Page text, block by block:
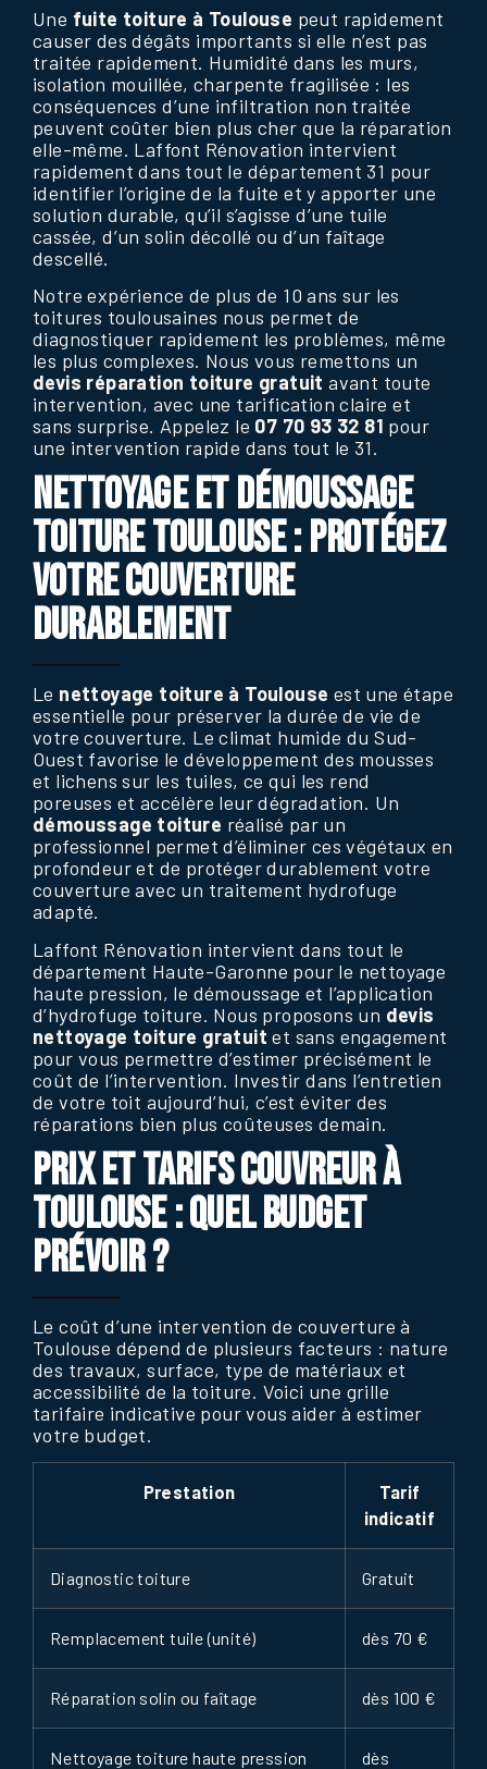
Une fuite toiture à Toulouse peut rapidement
causer des dégâts importants si elle n’est pas
traitée rapidement. Humidité dans les murs,
isolation mouillée, charpente fragilisée : les
conséquences d’une infiltration non traitée
peuvent coûter bien plus cher que la réparation
elle-même. Laffont Rénovation intervient
rapidement dans tout le département 31 pour
identifier l’origine de la fuite et y apporter une
solution durable, qu’il s’agisse d’une tuile
cassée, d’un solin décollé ou d’un faîtage
descellé.
Notre expérience de plus de 10 ans sur les
toitures toulousaines nous permet de
diagnostiquer rapidement les problèmes, même
les plus complexes. Nous vous remettons un
devis réparation toiture gratuit avant toute
intervention, avec une tarification claire et
sans surprise. Appelez le 07 70 93 32 81 pour
une intervention rapide dans tout le 31.
NETTOYAGE ET DÉMOUSSAGE
TOITURE TOULOUSE : PROTÉGEZ
VOTRE COUVERTURE
DURABLEMENT
Le nettoyage toiture à Toulouse est une étape
essentielle pour préserver la durée de vie de
votre couverture. Le climat humide du Sud-
Ouest favorise le développement des mousses
et lichens sur les tuiles, ce qui les rend
poreuses et accélère leur dégradation. Un
démoussage toiture réalisé par un
professionnel permet d’éliminer ces végétaux en
profondeur et de protéger durablement votre
couverture avec un traitement hydrofuge
adapté.
Laffont Rénovation intervient dans tout le
département Haute-Garonne pour le nettoyage
haute pression, le démoussage et l’application
d’hydrofuge toiture. Nous proposons un devis
nettoyage toiture gratuit et sans engagement
pour vous permettre d’estimer précisément le
coût de l’intervention. Investir dans l’entretien
de votre toit aujourd’hui, c’est éviter des
réparations bien plus coûteuses demain.
PRIX ET TARIFS COUVREUR À
TOULOUSE : QUEL BUDGET
PRÉVOIR ?
Le coût d’une intervention de couverture à
Toulouse dépend de plusieurs facteurs : nature
des travaux, surface, type de matériaux et
accessibilité de la toiture. Voici une grille
tarifaire indicative pour vous aider à estimer
votre budget.
Prestation
Tarif
indicatif
Diagnostic toiture Gratuit
Remplacement tuile (unité) dès 70 €
Réparation solin ou faîtage dès 100 €
Nettoyage toiture haute pression
dès